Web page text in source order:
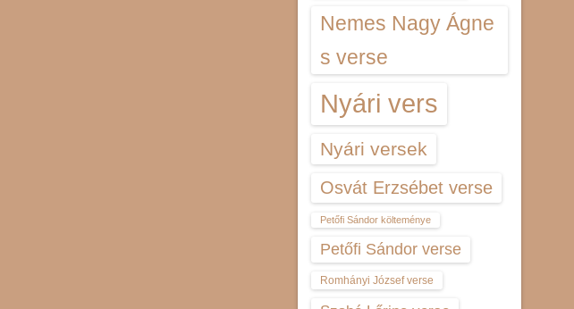
Nemes Nagy Ágne
s verse
Nyári vers
Nyári versek
Osvát Erzsébet verse
Petőfi Sándor költeménye
Petőfi Sándor verse
Romhányi József verse